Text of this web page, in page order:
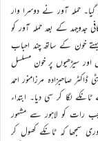
حملہ آور نے دوسرا وار
جدوجہد کے بعد حملہ آور کو
خون کے ساتھ چند احباب
سیڑھیوں پر خون مسلسل
صاحبزادہ مرزامنور احمد
لگا کر سی دیا۔ ابتداء
جب رات کو لاہور سے مشہور
سمجھا کہ ٹانکے کھول کر